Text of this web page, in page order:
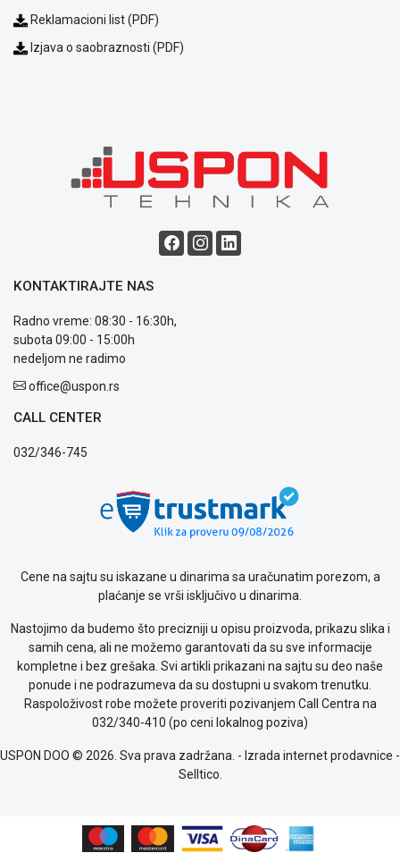
Reklamacioni list (PDF)
Izjava o saobraznosti (PDF)
KONTAKTIRAJTE NAS
Radno vreme: 08:30 - 16:30h,
subota 09:00 - 15:00h
nedeljom ne radimo
office@uspon.rs
CALL CENTER
032/346-745
Cene na sajtu su iskazane u dinarima sa uračunatim porezom, a
plaćanje se vrši isključivo u dinarima.
Nastojimo da budemo što precizniji u opisu proizvoda, prikazu slika i
samih cena, ali ne možemo garantovati da su sve informacije
kompletne i bez grešaka. Svi artikli prikazani na sajtu su deo naše
ponude i ne podrazumeva da su dostupni u svakom trenutku.
Raspoloživost robe možete proveriti pozivanjem Call Centra na
032/340-410 (po ceni lokalnog poziva)
USPON DOO © 2026. Sva prava zadržana. - Izrada internet prodavnice -
Selltico.